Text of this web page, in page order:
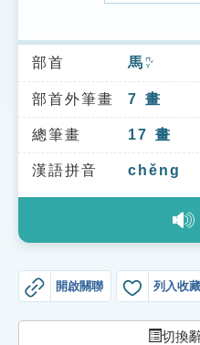
索引選單
知識索引
單字索引
生命大百科索引
教學應用
貓頭鷹博士
部首 馬 ㄇㄚˇ
部首外筆畫 7 畫
總筆畫 17 畫
漢語拼音 chěng
開啟關聯 列入收藏
切換